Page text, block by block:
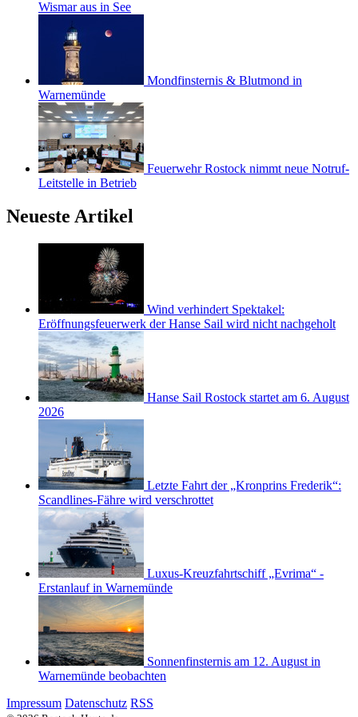
Wismar aus in See
Mondfinsternis & Blutmond in
Warnemünde
Feuerwehr Rostock nimmt neue Notruf-
Leitstelle in Betrieb
Neueste Artikel
Wind verhindert Spektakel:
Eröffnungsfeuerwerk der Hanse Sail wird nicht nachgeholt
Hanse Sail Rostock startet am 6. August
2026
Letzte Fahrt der „Kronprins Frederik“:
Scandlines-Fähre wird verschrottet
Luxus-Kreuzfahrtschiff „Evrima“ -
Erstanlauf in Warnemünde
Sonnenfinsternis am 12. August in
Warnemünde beobachten
Impressum Datenschutz RSS